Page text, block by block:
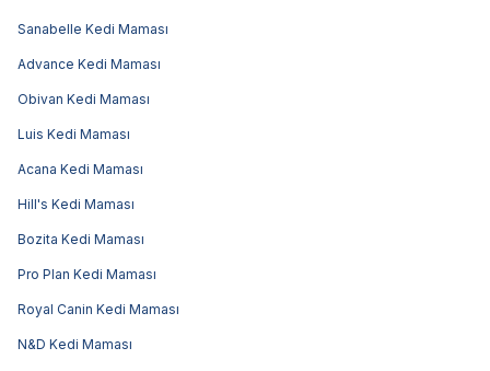
Sanabelle Kedi Maması
Advance Kedi Maması
Obivan Kedi Maması
Luis Kedi Maması
Acana Kedi Maması
Hill's Kedi Maması
Bozita Kedi Maması
Pro Plan Kedi Maması
Royal Canin Kedi Maması
N&D Kedi Maması